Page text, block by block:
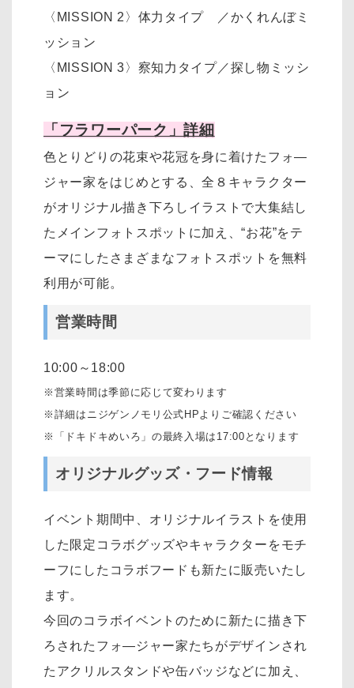
〈MISSION 2〉体力タイプ ／かくれんぼミ
ッション
〈MISSION 3〉察知力タイプ／探し物ミッシ
ョン
「フラワーパーク」詳細
色とりどりの花束や花冠を身に着けたフォ―
ジャー家をはじめとする、全８キャラクター
がオリジナル描き下ろしイラストで大集結し
たメインフォトスポットに加え、“お花”をテ
ーマにしたさまざまなフォトスポットを無料
利用が可能。
営業時間
10:00～18:00
※営業時間は季節に応じて変わります
※詳細はニジゲンノモリ公式HPよりご確認ください
※「ドキドキめいろ」の最終入場は17:00となります
オリジナルグッズ・フード情報
イベント期間中、オリジナルイラストを使用
した限定コラボグッズやキャラクターをモチ
ーフにしたコラボフードも新たに販売いたし
ます。
今回のコラボイベントのために新たに描き下
ろされたフォ―ジャー家たちがデザインされ
たアクリルスタンドや缶バッジなどに加え、